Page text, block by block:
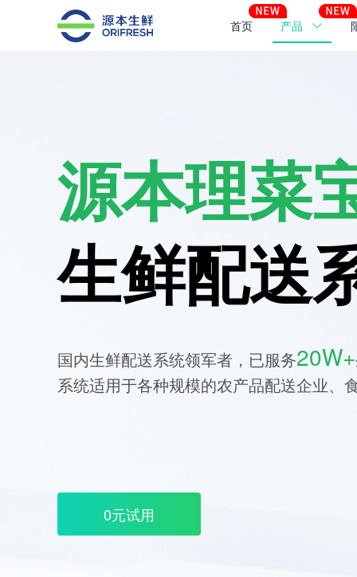
首页 产品
源本理菜
生鲜配送
国内生鲜配送系统领军者，已服务20W+
系统适用于各种规模的农产品配送企业、
0元试用